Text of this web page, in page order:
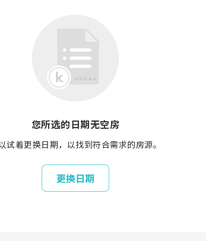
您所选的日期无空房
试着更换日期，以找到符合需求的房源。
更换日期